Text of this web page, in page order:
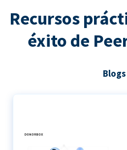
Recursos
éxito de
Blogs